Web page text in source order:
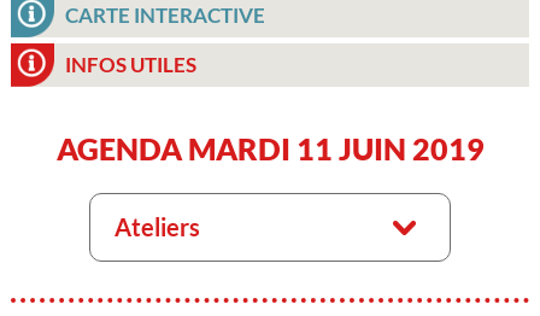
CARTE INTERACTIVE
INFOS UTILES
AGENDA MARDI 11 JUIN 2019
Ateliers